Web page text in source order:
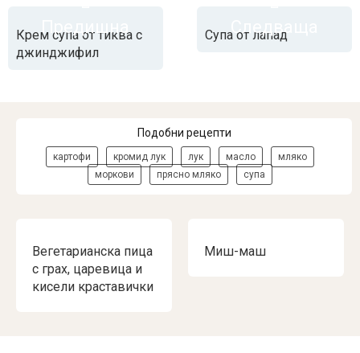
Крем супа от тиква с
джинджифил
Супа от лапад
Подобни рецепти
картофи кромид лук лук масло
мляко
моркови
прясно мляко супа
Вегетарианска пица
с грах, царевица и
кисели краставички
Миш-маш